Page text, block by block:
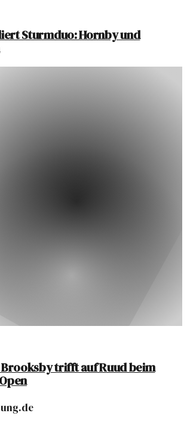
Sturmduo: Hornby und
Brooksby trifft auf Ruud beim